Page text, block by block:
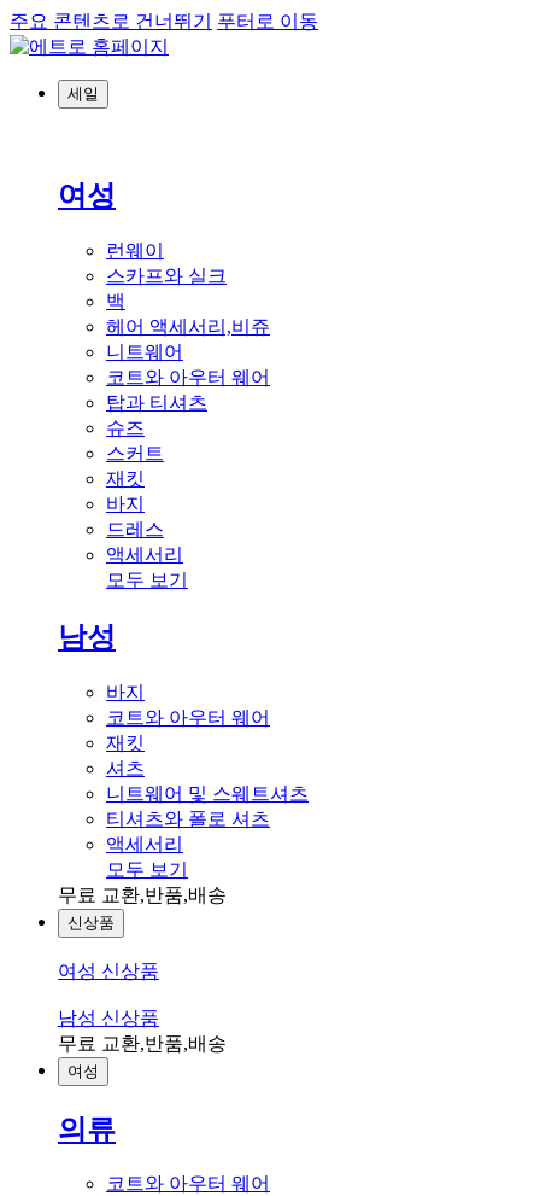
주요 콘텐츠로 건너뛰기 푸터로 이동
세일
여성
런웨이
스카프와 실크
백
헤어 액세서리,비쥬
니트웨어
코트와 아우터 웨어
탑과 티셔츠
슈즈
스커트
재킷
바지
드레스
액세서리
모두 보기
남성
바지
코트와 아우터 웨어
재킷
셔츠
니트웨어 및 스웨트셔츠
티셔츠와 폴로 셔츠
액세서리
모두 보기
무료 교환,반품,배송
신상품
여성 신상품
남성 신상품
무료 교환,반품,배송
여성
의류
코트와 아우터 웨어